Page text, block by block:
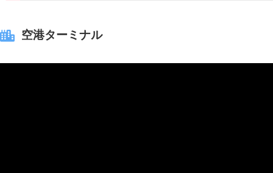
空港ターミナル